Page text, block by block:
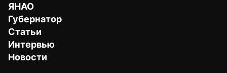
ЯНАО
Губернатор
Статьи
Интервью
Новости